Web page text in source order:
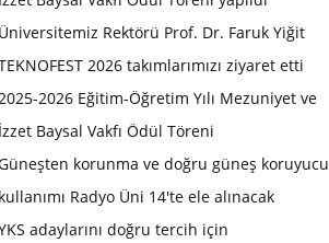
Üniversitemiz Rektörü Prof. Dr. Faruk Yiğit
2026 takımlarımızı ziyaret etti
2026 Eğitim-Öğretim Yılı Mezuniyet ve
İzzet Baysal Vakfı Ödül Töreni
korunma ve doğru güneş koruyucu
kullanımı Radyo Üni 14'te ele alınacak
adaylarını doğru tercih için